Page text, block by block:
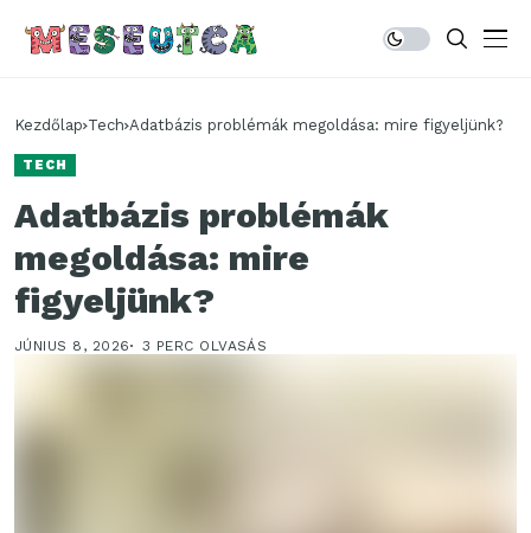
Kezdőlap Tech Adatbázis problémák megoldása: mire figyeljünk?
TECH
Adatbázis problémák
megoldása: mire
figyeljünk?
JÚNIUS 8, 2026 3 PERC OLVASÁS